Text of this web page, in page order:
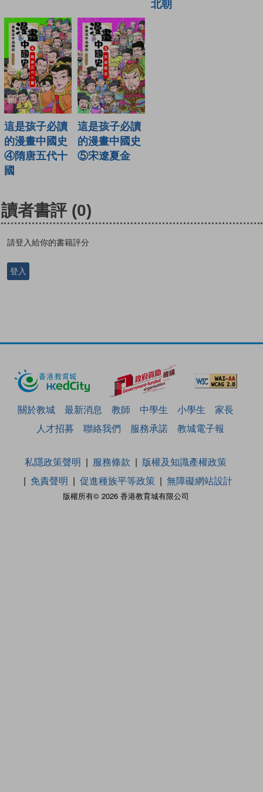
北朝
這是孩子必讀
的漫畫中國史
④隋唐五代十
國
這是孩子必讀
的漫畫中國史
⑤宋遼夏金
讀者書評 (0)
請登入給你的書籍評分
登入
關於教城 最新消息 教師 中學生 小學生
家長
人才招募
聯絡我們 服務承諾 教城電子報
版權所有© 2026 香港教育城有限公司
私隱政策聲明 服務條款
版權及知識產權政策
免責聲明
促進種族平等政策 無障礙網站設計